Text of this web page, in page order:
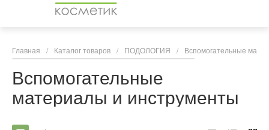
Главная / Каталог товаров / ПОДОЛОГИЯ / Вспомогательные
Вспомогательные
материалы и инструменты